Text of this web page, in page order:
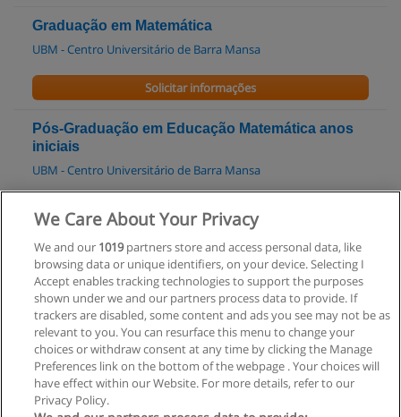
Graduação em Matemática
UBM - Centro Universitário de Barra Mansa
Solicitar informações
Pós-Graduação em Educação Matemática anos
iniciais
UBM - Centro Universitário de Barra Mansa
Solicitar informações
Graduação em Matemática
FSJ - Fundação São José
Solicitar informações
Regras de uso
We Care About Your Privacy
We and our 1019partners store and access personal data, like
browsing data or unique identifiers, on your device. Selecting I
Accept enables tracking technologies to support the purposes
shown under we and our partners process data to provide. If
trackers are disabled, some content and ads you see may not be as
relevant to you. You can resurface this menu to change your
choices or withdraw consent at any time by clicking the Manage
Preferences link on the bottom of the webpage . Your choices will
have effect within our Website. For more details, refer to our
Privacy Policy.